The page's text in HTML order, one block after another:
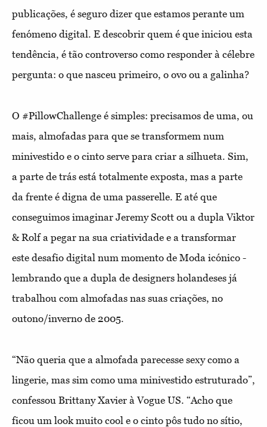
publicações, é seguro dizer que estamos perante um
fenómeno digital. E descobrir quem é que iniciou esta
tendência, é tão controverso como responder à célebre
pergunta: o que nasceu primeiro, o ovo ou a galinha?
O #PillowChallenge é simples: precisamos de uma, ou
mais, almofadas para que se transformem num
minivestido e o cinto serve para criar a silhueta. Sim,
a parte de trás está totalmente exposta, mas a parte
da frente é digna de uma passerelle. E até que
conseguimos imaginar Jeremy Scott ou a dupla Viktor
& Rolf a pegar na sua criatividade e a transformar
este desafio digital num momento de Moda icónico -
lembrando que a dupla de designers holandeses já
trabalhou com almofadas nas suas criações, no
outono/inverno de 2005.
“Não queria que a almofada parecesse sexy como a
lingerie, mas sim como uma minivestido estruturado”,
confessou Brittany Xavier à Vogue US. “Acho que
ficou um look muito cool e o cinto pôs tudo no sítio,